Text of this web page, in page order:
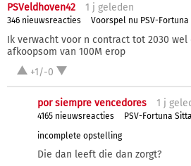
PSVeldhoven42 1 j geleden
346 nieuwsreacties Voorspel nu PSV-Fortuna
Ik verwacht voor n contract tot 2030
afkoopsom van 100M erop
+1/-0
por siempre vencedores 1 j
4165 nieuwsreacties
PSV-Fortuna
incomplete opstelling
Die dan leeft die dan zorgt?